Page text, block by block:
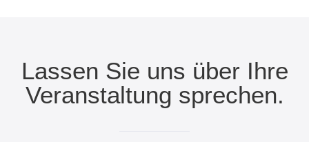
Lassen Sie uns über Ihre
Veranstaltung sprechen.